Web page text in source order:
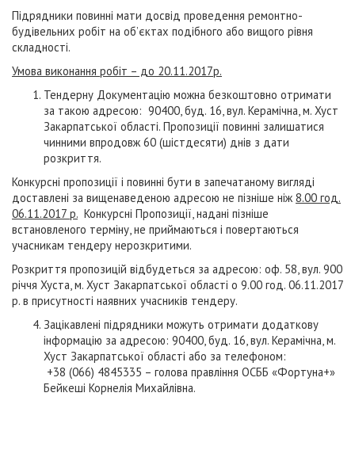
Підрядники повинні мати досвід проведення ремонтно-
будівельних робіт на об’єктах подібного або вищого рівня
складності.
Умова виконання робіт – до 20.11.2017р.
Тендерну Документацію можна безкоштовно отримати
за такою адресою: 90400, буд. 16, вул. Керамічна, м. Хуст
Закарпатської області. Пропозиції повинні залишатися
чинними впродовж 60 (шістдесяти) днів з дати
розкриття.
Конкурсні пропозиції і повинні бути в запечатаному вигляді
доставлені за вищенаведеною адресою не пізніше ніж 8.00 год.
06.11.2017 р. Конкурсні Пропозиції, надані пізніше
встановленого терміну, не приймаються і повертаються
учасникам тендеру нерозкритими.
Розкриття пропозицій відбудеться за адресою: оф. 58, вул. 900
річчя Хуста, м. Хуст Закарпатської області о 9.00 год. 06.11.2017
р. в присутності наявних учасників тендеру.
Зацікавлені підрядники можуть отримати додаткову
інформацію за адресою: 90400, буд. 16, вул. Керамічна, м.
Хуст Закарпатської області або за телефоном:
+38 (066) 4845335 – голова правління ОСББ «Фортуна+»
Бейкеші Корнелія Михайлівна.